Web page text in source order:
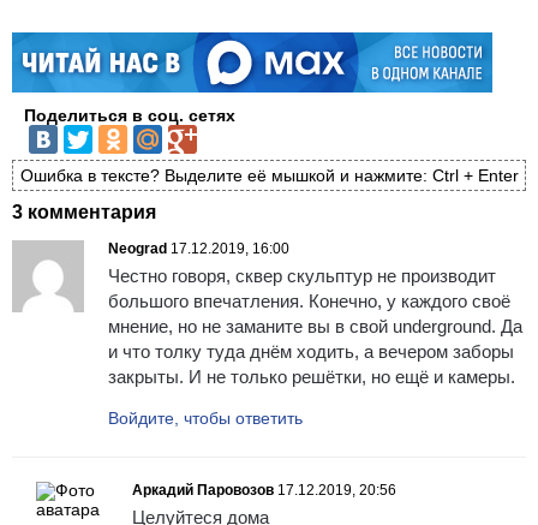
Поделиться в соц. сетях
Ошибка в тексте? Выделите её мышкой и нажмите: Ctrl + Enter
3 комментария
Neograd 17.12.2019, 16:00
Честно говоря, сквер скульптур не производит
большого впечатления. Конечно, у каждого своё
мнение, но не заманите вы в свой underground. Да
и что толку туда днём ходить, а вечером заборы
закрыты. И не только решётки, но ещё и камеры.
Войдите, чтобы ответить
Аркадий Паровозов 17.12.2019, 20:56
Целуйтеся дома